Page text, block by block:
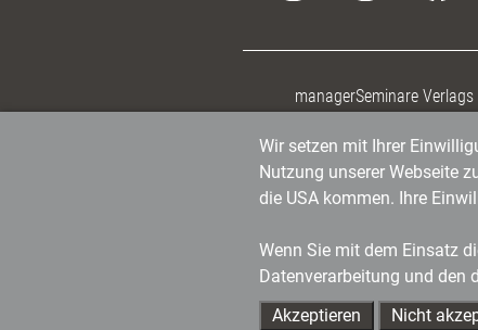
managerSeminare Verlags
Wir setzen mit Ihrer
Nutzung unserer Webseite
die USA kommen. Ihre
Wenn Sie mit dem Einsatz
Datenverarbeitung und den
Akzeptieren
Nicht